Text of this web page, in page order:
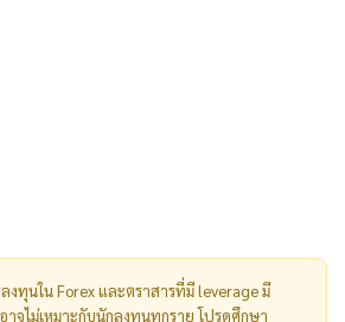
ลงทุนใน Forex และตราสารที่มี leverage มี
าจไม่เหมาะกับนักลงทุนทุกราย โปรดศึกษา